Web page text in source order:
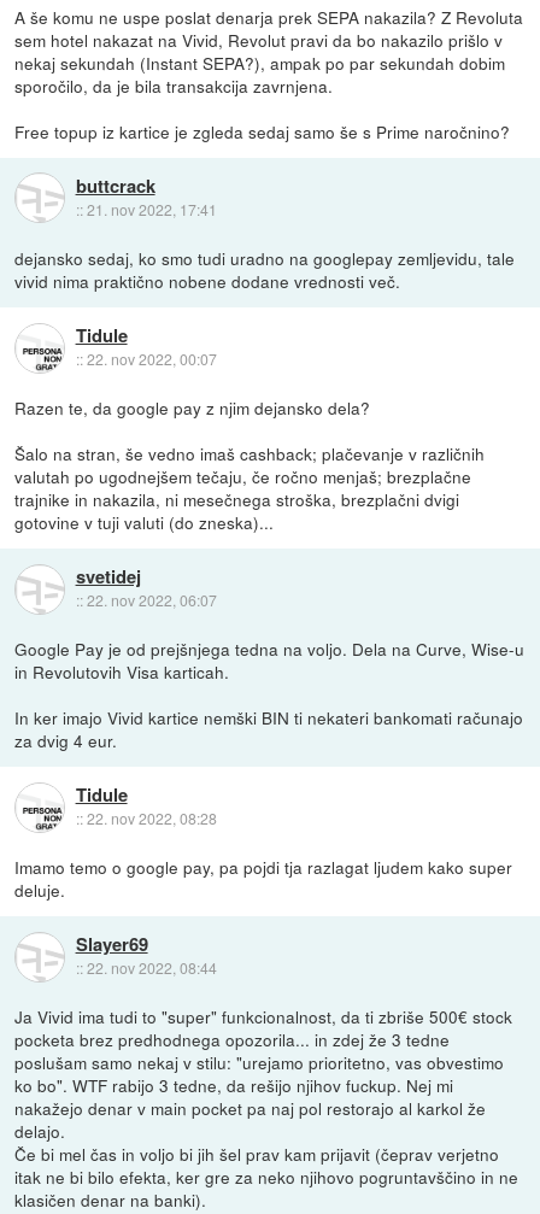
A še komu ne uspe poslat denarja prek SEPA nakazila? Z Revoluta
sem hotel nakazat na Vivid, Revolut pravi da bo nakazilo prišlo v
nekaj sekundah (Instant SEPA?), ampak po par sekundah dobim
sporočilo, da je bila transakcija zavrnjena.
Free topup iz kartice je zgleda sedaj samo še s Prime naročnino?
buttcrack
::21. nov 2022, 17:41
dejansko sedaj, ko smo tudi uradno na googlepay zemljevidu, tale
vivid nima praktično nobene dodane vrednosti več.
Tidule
::22. nov 2022, 00:07
Razen te, da google pay z njim dejansko dela?
Šalo na stran, še vedno imaš cashback; plačevanje v različnih
valutah po ugodnejšem tečaju, če ročno menjaš; brezplačne
trajnike in nakazila, ni mesečnega stroška, brezplačni dvigi
gotovine v tuji valuti (do zneska)...
svetidej
::22. nov 2022, 06:07
Google Pay je od prejšnjega tedna na voljo. Dela na Curve, Wise-u
in Revolutovih Visa karticah.
In ker imajo Vivid kartice nemški BIN ti nekateri bankomati računajo
za dvig 4 eur.
Tidule
::22. nov 2022, 08:28
Imamo temo o google pay, pa pojdi tja razlagat ljudem kako super
deluje.
Slayer69
::22. nov 2022, 08:44
Ja Vivid ima tudi to "super" funkcionalnost, da ti zbriše 500€ stock
pocketa brez predhodnega opozorila... in zdej že 3 tedne
poslušam samo nekaj v stilu: "urejamo prioritetno, vas obvestimo
ko bo". WTF rabijo 3 tedne, da rešijo njihov fuckup. Nej mi
nakažejo denar v main pocket pa naj pol restorajo al karkol že
delajo.
Če bi mel čas in voljo bi jih šel prav kam prijavit (čeprav verjetno
itak ne bi bilo efekta, ker gre za neko njihovo pogruntavščino in ne
klasičen denar na banki).